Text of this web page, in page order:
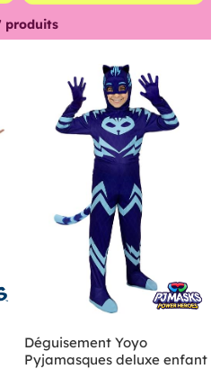
produits
Déguisement Yoyo
Pyjamasques deluxe enfant